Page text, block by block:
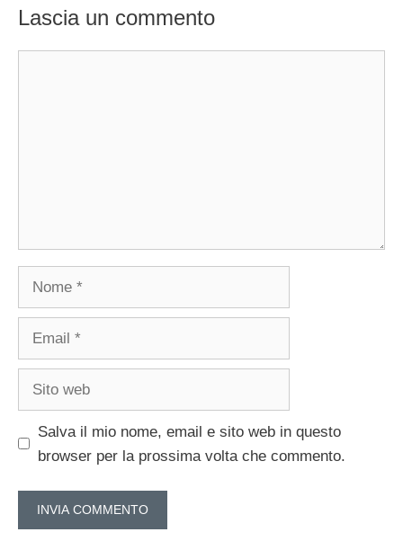
Lascia un commento
Salva il mio nome, email e sito web in questo
browser per la prossima volta che commento.